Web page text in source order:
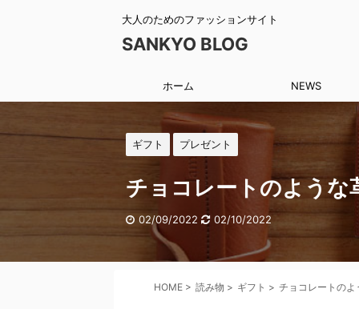
大人のためのファッションサイト
SANKYO BLOG
ホーム NEWS
ギフト プレゼント
チョコレートのような
02/09/2022 02/10/2022
HOME > 読み物 > ギフト > チョコレートの